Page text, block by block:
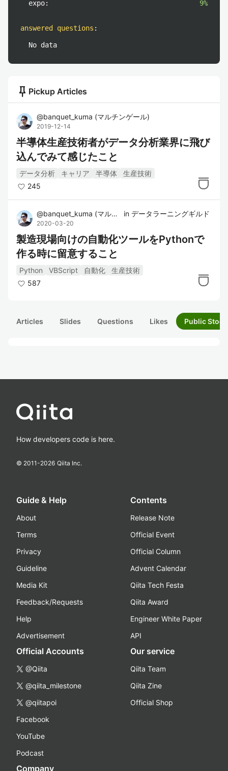
expo:
9%
answered questions :
No data
push_pin Pickup Articles
@banquet_kuma (マルチンゲール)
2019-12-14
半導体生産技術者がデータ分析業界に飛び
込んでみて感じたこと
データ分析 キャリア 半導体
生産技術
245
@banquet_kuma (マルチンゲール )
in データラーニングギルド
2020-03-20
製造現場向けの自動化ツールをPythonで
作る時に留意すること
Python VBScript 自動化
生産技術
587
Articles Slides Questions Likes Public
How developers code is here.
© 2011-2026 Qiita Inc.
Guide & Help
About
Terms
Privacy
Guideline
Media Kit
Feedback/Requests
Help
Advertisement
Contents
Release Note
Official Event
Official Column
Advent Calendar
Qiita Tech Festa
Qiita Award
Engineer White Paper
API
Official Accounts
@Qiita
@qiita_milestone
@qiitapoi
Facebook
YouTube
Podcast
Our service
Qiita Team
Qiita Zine
Official Shop
Company